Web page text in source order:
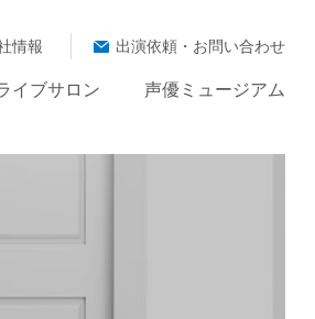
情報 出演依頼・お問い合わせ
イブサロン 声優ミュージアム